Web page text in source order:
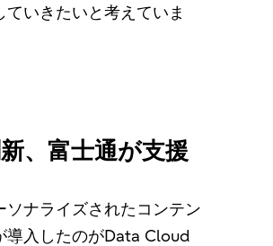
いきたいと考えていま
、富士通が支援
ナライズされたコンテン
導入したのがData Cloud